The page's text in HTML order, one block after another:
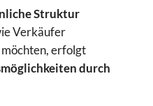
Struktur
Verkäufer
erfolgt
durch